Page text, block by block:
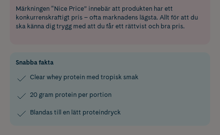
Märkningen “Nice Price” innebär att produkten har ett
konkurrenskraftigt pris – ofta marknadens lägsta. Allt för att du
ska känna dig trygg med att du får ett rättvist och bra pris.
Snabba fakta
Clear whey protein med tropisk smak
20 gram protein per portion
Blandas till en lätt proteindryck